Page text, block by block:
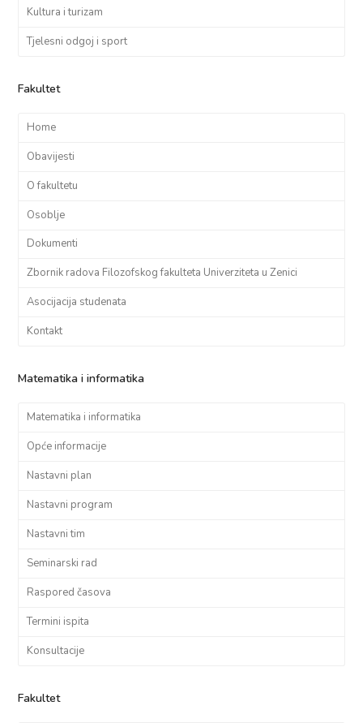
Kultura i turizam
Tjelesni odgoj i sport
Fakultet
Home
Obavijesti
O fakultetu
Osoblje
Dokumenti
Zbornik radova Filozofskog fakulteta Univerziteta u Zenici
Asocijacija studenata
Kontakt
Matematika i informatika
Matematika i informatika
Opće informacije
Nastavni plan
Nastavni program
Nastavni tim
Seminarski rad
Raspored časova
Termini ispita
Konsultacije
Fakultet